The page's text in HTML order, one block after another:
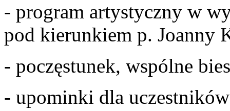
- program artystyczny w
pod kierunkiem p. Joanny
- poczęstunek, wspólne
- upominki dla